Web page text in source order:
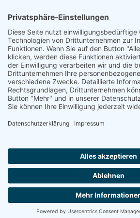
Footer
Cookie-Einstellungen Datenschutz